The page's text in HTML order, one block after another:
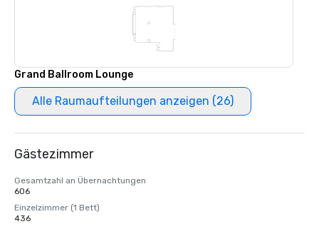
Grand Ballroom Lounge
Alle Raumaufteilungen anzeigen (26)
Gästezimmer
Gesamtzahl an Übernachtungen
606
Einzelzimmer (1 Bett)
436